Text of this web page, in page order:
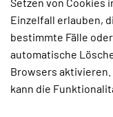
Einzelfall erlauben,
bestimmte Fälle
automatische
Browsers
kann die